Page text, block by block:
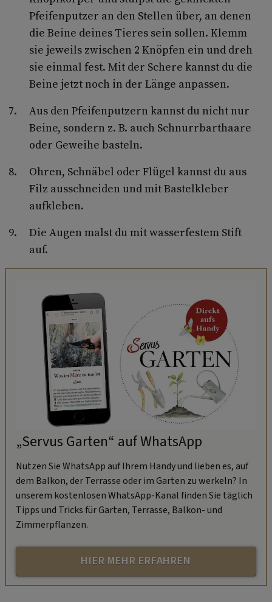
Pfeifenputzer an den Stellen über, an denen
die Beine deines Tieres sein sollen. Klemm
sie jeweils zwischen 2 Knöpfen ein und dreh
sie einmal fest. Mit der Schere kannst du die
Beine jetzt noch in der Länge anpassen.
Aus den Pfeifenputzern kannst du nicht nur
Beine, sondern z. B. auch Schnurrbarthaare
oder Geweihe basteln.
Ohren, Schnäbel oder Flügel kannst du aus
Filz ausschneiden und mit Bastelkleber
aufkleben.
Die Augen malst du mit wasserfestem Stift
auf.
„Servus Garten“ auf WhatsApp
Nutzen Sie WhatsApp auf Ihrem Handy und lieben es, auf
dem Balkon, der Terrasse oder im Garten zu werkeln? In
unserem kostenlosen WhatsApp-Kanal finden Sie täglich
Tipps und Tricks für Garten, Terrasse, Balkon- und
Zimmerpflanzen.
HIER MEHR ERFAHREN